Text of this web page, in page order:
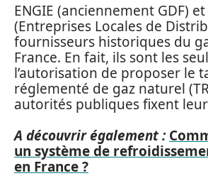
ENGIE (anciennement GDF) et
(Entreprises Locales de
fournisseurs historiques du
France. En fait, ils sont les
l’autorisation de proposer le
réglementé de gaz naturel
autorités publiques fixent
A découvrir également :
un système de
en France ?